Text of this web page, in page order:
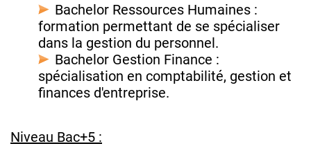
Bachelor Ressources Humaines :
formation permettant de se spécialiser
dans la gestion du personnel.
Bachelor Gestion Finance :
spécialisation en comptabilité, gestion et
finances d'entreprise.
Niveau Bac+5 :